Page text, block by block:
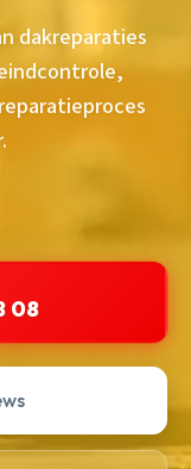
dakreparaties
08